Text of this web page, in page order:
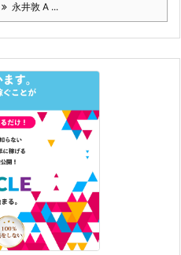
永井敦 A ...